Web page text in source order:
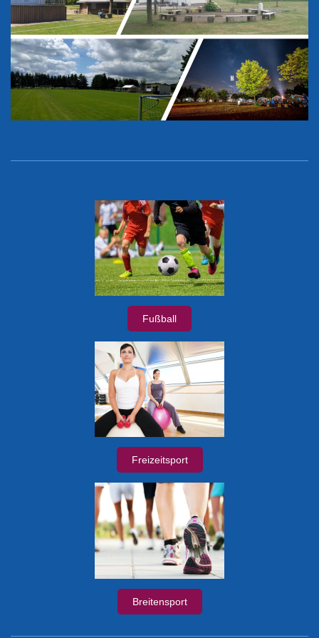
Fußball
Freizeitsport
Breitensport